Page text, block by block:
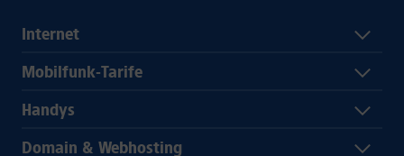
Internet
Mobilfunk-Tarife
Handys
Domain & Webhosting